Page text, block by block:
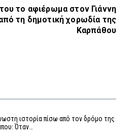
το αφιέρωμα στον Γιάννη
τη δημοτική χορωδία της
Καρπάθου
ιστορία πίσω από τον δρόμο της
Όταν…